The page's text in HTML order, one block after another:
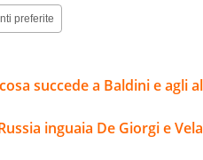
preferite
succede a Baldini e agli
inguaia De Giorgi e